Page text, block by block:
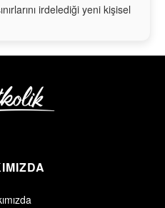
irdelediği yeni kişisel